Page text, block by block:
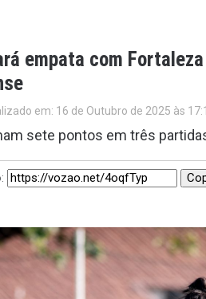
empata com
em: 16 de Outubro de 2025 às
sete pontos em três